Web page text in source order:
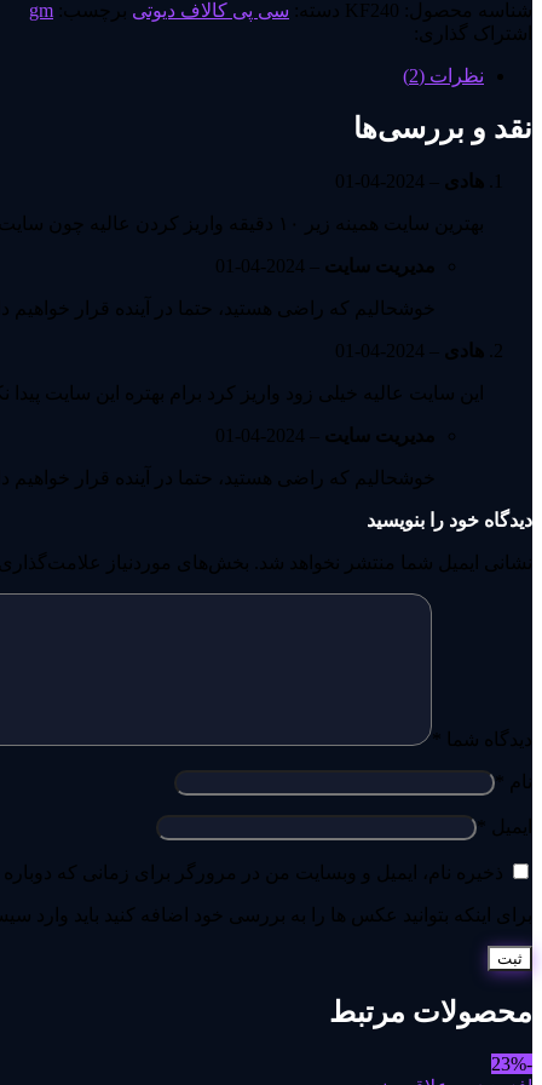
شناسه محصول: KF240 دسته: سی پی کالاف دیوتی برچسب: gm
اشتراک گذاری:
نظرات (2)
نقد و بررسی‌ها
هادی 2024-04-01
بهترین سایت همینه زیر ۱۰ دقیقه واریز کردن عالیه چون سایت خلوتی هستش عالیه فقط افر و باندل هایی که تو کلاف و پابجی میاد رو تو شاپ بفروشید خیلی بهتر میشه
مدیریت سایت 2024-04-01
خوشحالیم که راضی هستید، حتما در آینده قرار خواهیم
هادی 2024-04-01
این سایت عالیه خیلی زود واریز کرد برام بهتره این سایت
مدیریت سایت 2024-04-01
خوشحالیم که راضی هستید، حتما در آینده قرار خواهیم
دیدگاه خود را بنویسید
نشانی ایمیل شما منتشر نخواهد شد. بخش‌های موردنیاز علامت‌گذاری
دیدگاه شما
نام
ایمیل
ذخیره نام، ایمیل و وبسایت من در مرورگر برای زمانی که
برای اینکه بتوانید عکس ها را به بررسی خود اضافه کنید باید وارد
محصولات مرتبط
-23%